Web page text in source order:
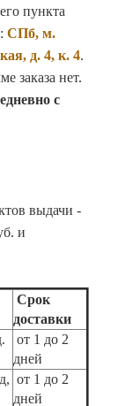
пункта
СПб, м.
д. 4, к. 4.
заказа нет.
с
выдачи -
и
Срок
доставки
от 1 до 2
дней
от 1 до 2
дней